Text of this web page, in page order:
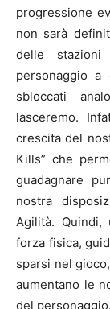
progressione
non sarà
delle
personaggio
sbloccati
lasceremo.
crescita del
Kills” che
guadagnare
nostra
Agilità.
forza fisica,
sparsi nel
aumentano le
del personaggio.